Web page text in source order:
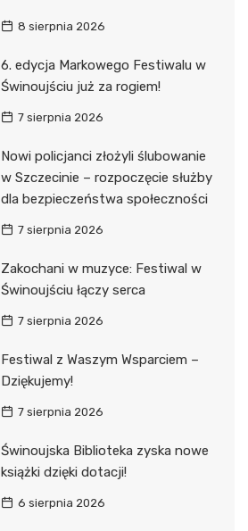
8 sierpnia 2026
6. edycja Markowego Festiwalu w
Świnoujściu już za rogiem!
7 sierpnia 2026
Nowi policjanci złożyli ślubowanie
w Szczecinie – rozpoczęcie służby
dla bezpieczeństwa społeczności
7 sierpnia 2026
Zakochani w muzyce: Festiwal w
Świnoujściu łączy serca
7 sierpnia 2026
Festiwal z Waszym Wsparciem –
Dziękujemy!
7 sierpnia 2026
Świnoujska Biblioteka zyska nowe
książki dzięki dotacji!
6 sierpnia 2026